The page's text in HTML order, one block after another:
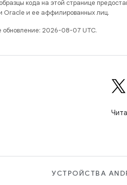
кода на этой странице
Oracle и ее аффилированных лиц.
обновление: 2026-08-07 UTC.
УСТРОЙСТВА